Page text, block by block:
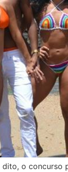
o concurso